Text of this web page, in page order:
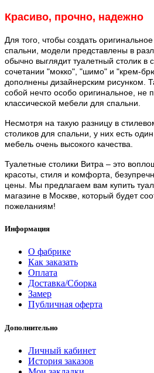
Красиво, прочно, надежно
Для того, чтобы создать
спальни, модели представлены в
обычно выглядит туалетный столик
сочетании "мокко", "шимо" и "крем-
дополнены дизайнерским рисунком.
собой нечто особо оригинальное, не
классической мебели для спальни.
Несмотря на такую разницу в
столиков для спальни, у них есть
мебель очень высокого качества.
Туалетные столики Витра – это
красоты, стиля и комфорта,
цены. Мы предлагаем вам купить
магазине в Москве, который будет
пожеланиям!
Информация
О фабрике
Как заказать
Оплата
Доставка/Сборка
Замер
Публичная оферта
Дополнительно
Личный кабинет
История заказов